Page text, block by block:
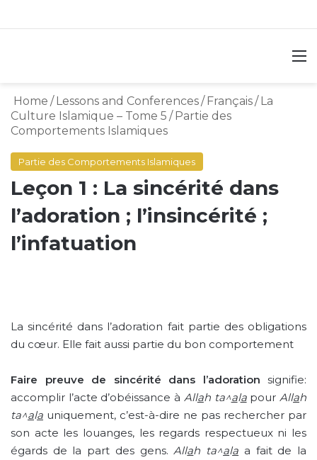
Home / Lessons and Conferences/ Français/ La
Culture Islamique – Tome 5 / Partie des
Comportements Islamiques
Partie des Comportements Islamiques
Leçon 1 : La sincérité dans
l’adoration ; l’insincérité ;
l’infatuation
La sincérité dans l’adoration fait partie des obligations
du cœur. Elle fait aussi partie du bon comportement
Faire preuve de sincérité dans l’adoration signifie:
accomplir l’acte d’obéissance à Allah ta^alapourAllah
ta^ala uniquement, c’est-à-dire ne pas rechercher par
son acte les louanges, les regards respectueux ni les
égards de la part des gens.Allah ta^ala a fait de la